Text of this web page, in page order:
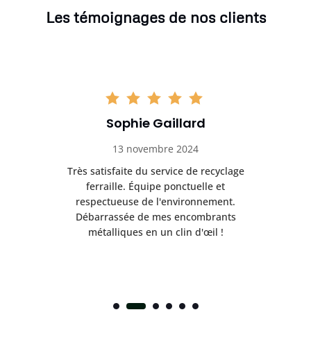
Les témoignages de nos clients
Sophie Gaillard
13 novembre 2024
Très satisfaite du service de recyclage
ferraille. Équipe ponctuelle et
respectueuse de l'environnement.
Débarrassée de mes encombrants
métalliques en un clin d'œil !